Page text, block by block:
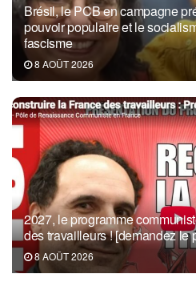
Brésil, le PCB en campagne
pouvoir populaire et le
fascisme
8 AOÛT 2026
2027, le programme
des travailleurs ! [demandez le
8 AOÛT 2026